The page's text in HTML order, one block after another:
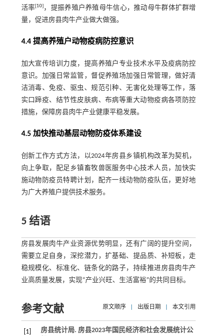
活率[10] ，提振养殖户养殖母牛信心，推动母牛群体扩群增
量，促进房县肉牛产业做大做强。
4.4 提高养殖户动物疫病防控意识
加大宣传培训力度，提高养殖户专业技术水平及疫病防控
意识。加强日常监管，督促养殖场加强日常管理，做好清
洁消毒、免疫、驱虫、规范引种、无害化处理等工作，落
实口蹄疫、结节性皮肤病、布病等重大动物疫病各项防控
措施，保障房县肉牛产业健康平稳发展。
4.5 加快推动基层动物防疫体系建设
创新工作方式方法，以2024年房县乡镇机构改革为契机，
向上争取，配足乡镇畜牧兽医服务中心技术人员，加快实
施动物防疫员特聘计划，配齐一线动物防疫队伍，更好地
为广大养殖户提供技术服务。
5 结语
房县发展肉牛产业资源优势明显，还有广阔的提升空间，
需要立足自身，深挖潜力，扩基础、提品质、补短板，走
稳规模化、标准化、链条化的路子，持续推进房县肉牛产
业高质量发展，实现“产业兴旺、生活富裕”的共同目标。
参考文献 原文顺序 出版日期 本文引用
[1]
房县统计局. 房县2023年国民经济和社会发展统计公